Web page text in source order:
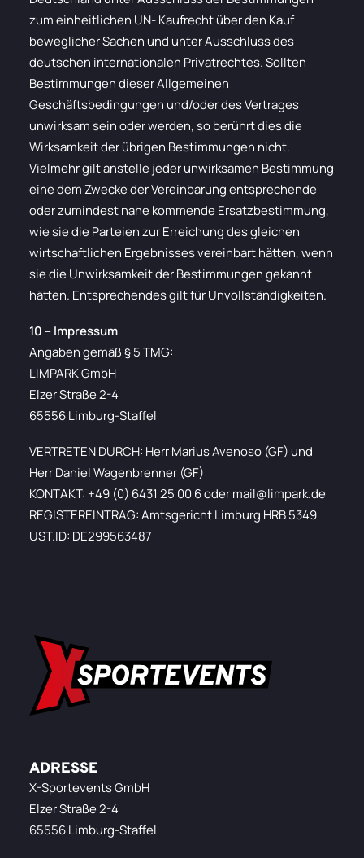
zum einheitlichen UN- Kaufrecht über den Kauf
beweglicher Sachen und unter Ausschluss des
deutschen internationalen Privatrechtes. Sollten
Bestimmungen dieser Allgemeinen
Geschäftsbedingungen und/oder des Vertrages
unwirksam sein oder werden, so berührt dies die
Wirksamkeit der übrigen Bestimmungen nicht.
Vielmehr gilt anstelle jeder unwirksamen Bestimmung
eine dem Zwecke der Vereinbarung entsprechende
oder zumindest nahe kommende Ersatzbestimmung,
wie sie die Parteien zur Erreichung des gleichen
wirtschaftlichen Ergebnisses vereinbart hätten, wenn
sie die Unwirksamkeit der Bestimmungen gekannt
hätten. Entsprechendes gilt für Unvollständigkeiten.
10 – Impressum
Angaben gemäß § 5 TMG:
LIMPARK GmbH
Elzer Straße 2-4
65556 Limburg-Staffel
VERTRETEN DURCH: Herr Marius Avenoso (GF) und
Herr Daniel Wagenbrenner (GF)
KONTAKT: +49 (0) 6431 25 00 6 oder mail@limpark.de
REGISTEREINTRAG: Amtsgericht Limburg HRB 5349
UST.ID: DE299563487
ADRESSE
X-Sportevents GmbH
Elzer Straße 2-4
65556 Limburg-Staffel